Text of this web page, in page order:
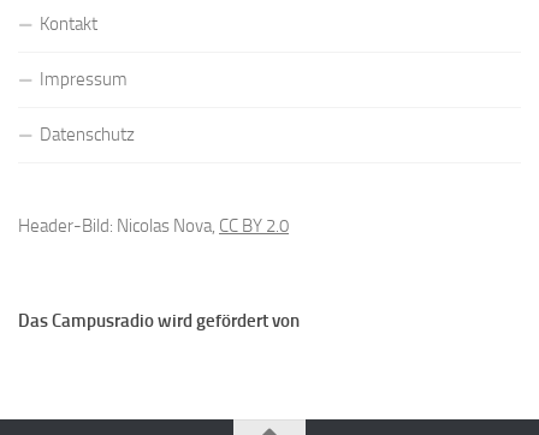
Kontakt
Impressum
Datenschutz
Header-Bild: Nicolas Nova, CC BY 2.0
Das Campusradio wird gefördert von